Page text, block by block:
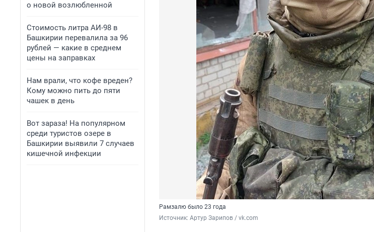
о новой возлюбленной
Стоимость литра АИ-98 в
Башкирии перевалила за 96
рублей — какие в среднем
цены на заправках
Нам врали, что кофе вреден?
Кому можно пить до пяти
чашек в день
Вот зараза! На популярном
среди туристов озере в
Башкирии выявили 7 случаев
кишечной инфекции
Рамзалю было 23 года
Источник: Артур Зарипов / vk.com